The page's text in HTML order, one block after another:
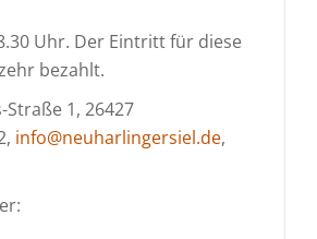
Uhr. Der Eintritt für diese
bezahlt.
1, 26427
info@neuharlingersiel.de,